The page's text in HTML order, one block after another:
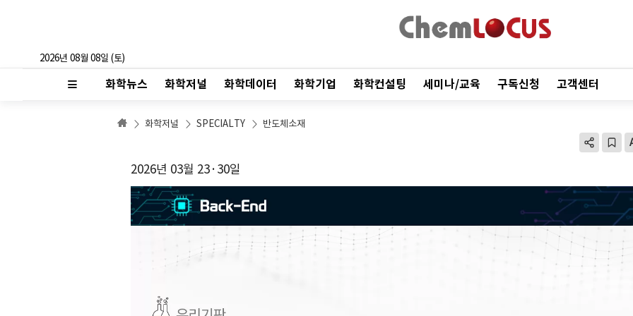
2026년 08월 08일 (토)
화학뉴스 화학저널 화학데이터 화학기업 화학컨설팅 세미나/교육 구독신청 고객센터
화학저널 SPECIALTY 반도체소재
2026년 03월 23·30일